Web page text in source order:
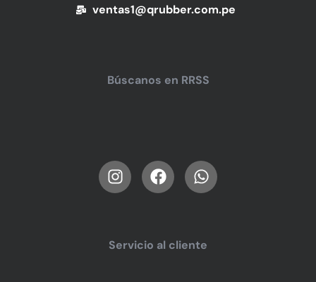
ventas1@qrubber.com.pe
Búscanos en RRSS
Servicio al cliente